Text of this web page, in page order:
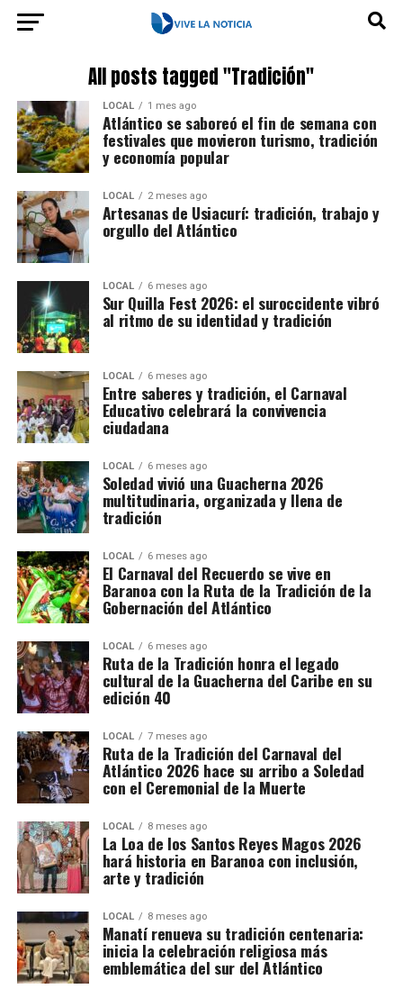
All posts tagged "Tradición"
LOCAL 1 mes ago
Atlántico se saboreó el fin de semana con
festivales que movieron turismo, tradición
y economía popular
LOCAL 2 meses ago
Artesanas de Usiacurí: tradición, trabajo y
orgullo del Atlántico
LOCAL 6 meses ago
Sur Quilla Fest 2026: el suroccidente vibró
al ritmo de su identidad y tradición
LOCAL 6 meses ago
Entre saberes y tradición, el Carnaval
Educativo celebrará la convivencia
ciudadana
LOCAL 6 meses ago
Soledad vivió una Guacherna 2026
multitudinaria, organizada y llena de
tradición
LOCAL 6 meses ago
El Carnaval del Recuerdo se vive en
Baranoa con la Ruta de la Tradición de la
Gobernación del Atlántico
LOCAL 6 meses ago
Ruta de la Tradición honra el legado
cultural de la Guacherna del Caribe en su
edición 40
LOCAL 7 meses ago
Ruta de la Tradición del Carnaval del
Atlántico 2026 hace su arribo a Soledad
con el Ceremonial de la Muerte
LOCAL 8 meses ago
La Loa de los Santos Reyes Magos 2026
hará historia en Baranoa con inclusión,
arte y tradición
LOCAL 8 meses ago
Manatí renueva su tradición centenaria:
inicia la celebración religiosa más
emblemática del sur del Atlántico